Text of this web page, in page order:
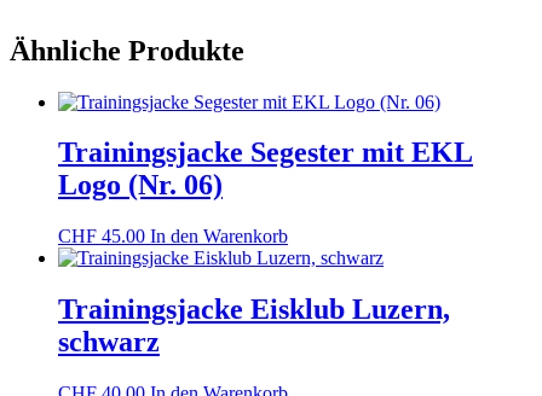
Ähnliche Produkte
Trainingsjacke Segester mit EKL
Logo (Nr. 06)
CHF 45.00 In den Warenkorb
Trainingsjacke Eisklub Luzern,
schwarz